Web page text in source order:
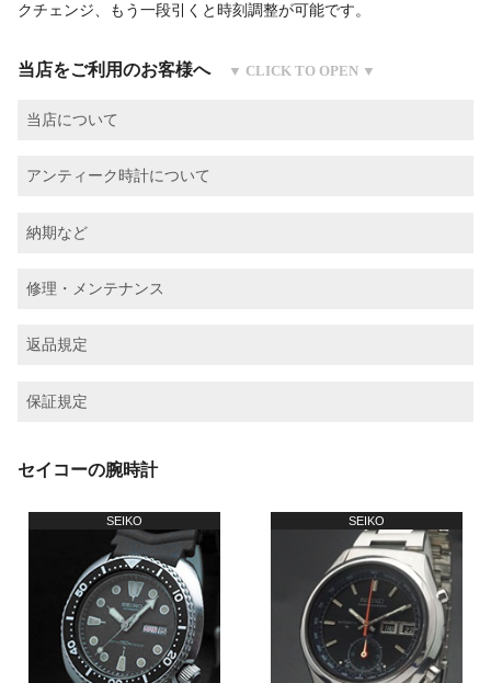
クチェンジ、もう一段引くと時刻調整が可能です。
当店をご利用のお客様へ
当店について
アンティーク時計について
納期など
修理・メンテナンス
返品規定
保証規定
セイコーの腕時計
SEIKO SEIKO